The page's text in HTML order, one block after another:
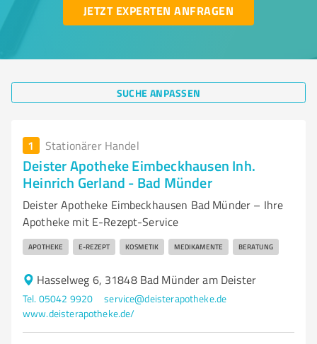
JETZT EXPERTEN ANFRAGEN
SUCHE ANPASSEN
1 Stationärer Handel
Deister Apotheke Eimbeckhausen Inh.
Heinrich Gerland - Bad Münder
Deister Apotheke Eimbeckhausen Bad Münder – Ihre
Apotheke mit E-Rezept-Service
APOTHEKE E-REZEPT KOSMETIK MEDIKAMENTE BERATUNG
Hasselweg 6, 31848 Bad Münder am Deister
Tel. 05042 9920
service@deisterapotheke.de
www.deisterapotheke.de/